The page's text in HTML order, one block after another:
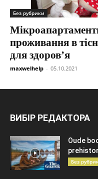
Без рубрики
проживання в
для здоров’я
maxwelhelp - 05.10.2021
ВИБІР РЕДАКТОРА
Oude
Без